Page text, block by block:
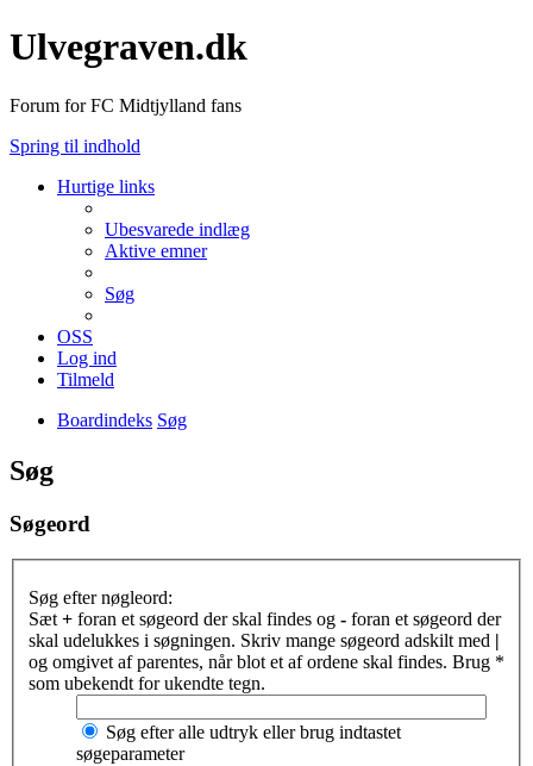
Ulvegraven.dk
Forum for FC Midtjylland fans
Spring til indhold
Hurtige links
Ubesvarede indlæg
Aktive emner
Søg
OSS
Log ind
Tilmeld
Boardindeks Søg
Søg
Søgeord
Søg efter nøgleord:
Sæt + foran et søgeord der skal findes og - foran et søgeord der
skal udelukkes i søgningen. Skriv mange søgeord adskilt med |
og omgivet af parentes, når blot et af ordene skal findes. Brug *
som ubekendt for ukendte tegn.
Søg efter alle udtryk eller brug indtastet
søgeparameter